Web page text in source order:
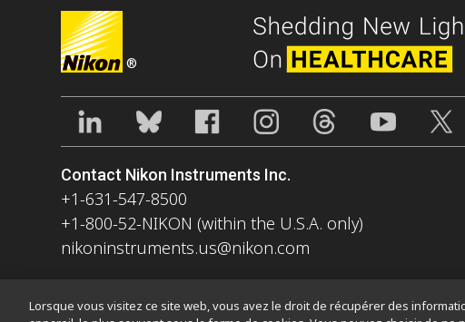
®
Contact Nikon Instruments Inc.
+1-631-547-8500
+1-800-52-NIKON (within the U.S.A. only)
nikoninstruments.us@nikon.com
Lorsque vous visitez ce site web, vous avez le droit de récupérer des